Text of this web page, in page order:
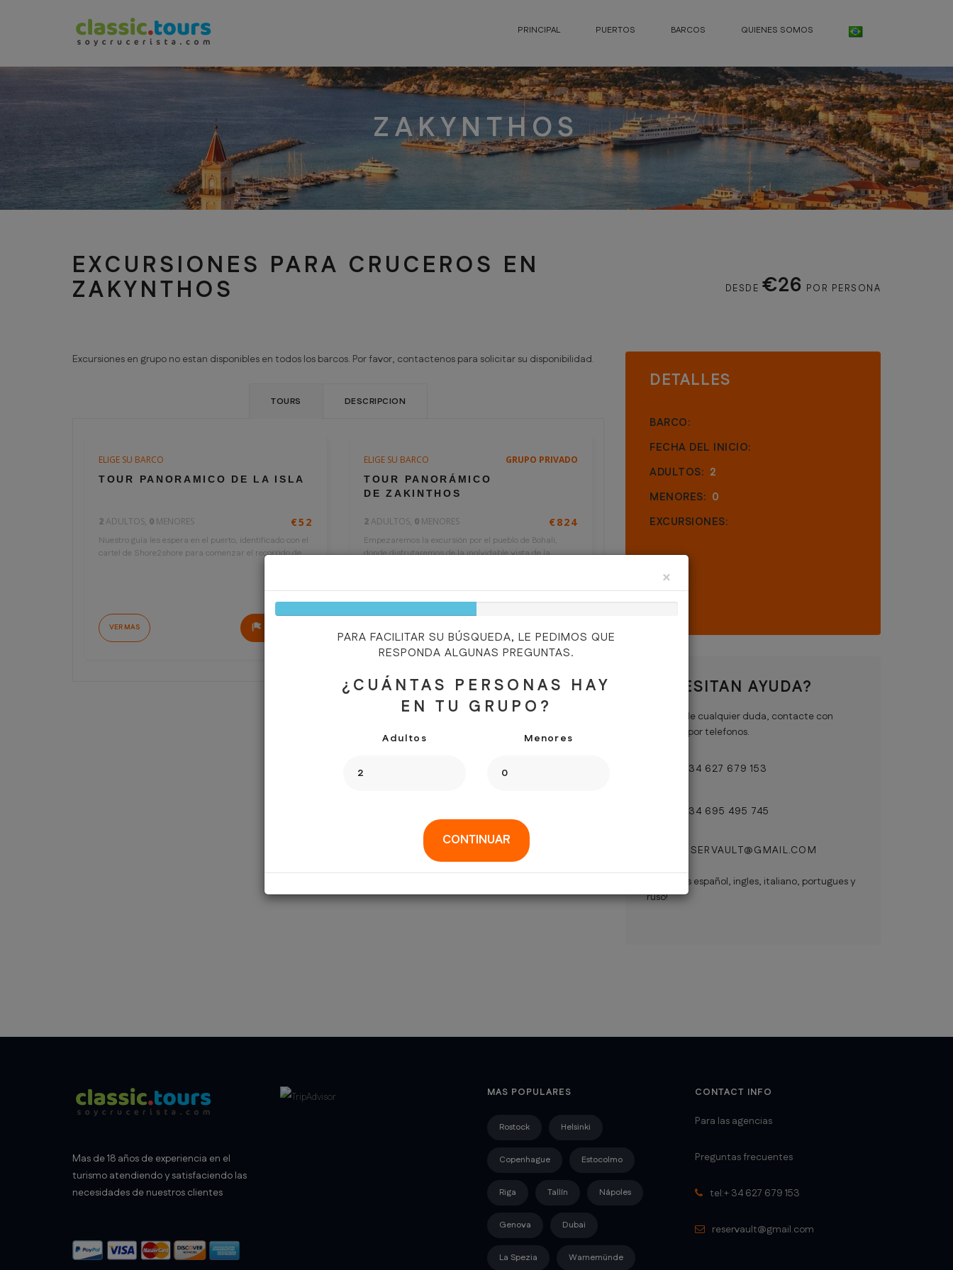
PRINCIPAL PUERTOS BARCOS QUIENES SOMOS
ZAKYNTHOS
EXCURSIONES PARA CRUCEROS EN
ZAKYNTHOS DESDE €26 POR PERSONA
Excursiones en grupo no estan disponibles en todos los barcos. Por favor, contactenos para solicitar su disponibilidad.
TOURS DESCRIPCION
5 horas €26
ELIGE SU BARCO
TOUR PANORAMICO DE LA ISLA
2ADULTOS, 0 MENORES €52
Nuestro guía les espera en el puerto, identificado con el
cartel de Shore2shore para comenzar el recorrido de...
VER MAS
5 horas
GRUPO PRIVADO
ELIGE SU BARCO
TOUR PANORÁMICO
DE ZAKINTHOS
2ADULTOS, 0 MENORES €824
Empezaremos la excursión por el pueblo de Bohali,
donde disfrutaremos de la inolvidable vista de la
DETALLES
BARCO:
FECHA DEL INICIO:
ADULTOS: 2
MENORES: 0
EXCURSIONES:
NECESITAN AYUDA?
En caso de cualquier duda, contacte con
nosotros por telefonos.
+ 34 627 679 153
+ 34 695 495 745
RESERVAULT@GMAIL.COM
Hablamos español, ingles, italiano, portugues y
ruso!
×
PARA FACILITAR SU BÚSQUEDA, LE PEDIMOS QUE
RESPONDA ALGUNAS PREGUNTAS.
¿CUÁNTAS PERSONAS HAY
EN TU GRUPO?
Adultos Menores
CONTINUAR
Mas de 18 años de experiencia en el
turismo atendiendo y satisfaciendo las
necesidades de nuestros clientes
MAS POPULARES
Rostock Helsinki
Copenhague Estocolmo
Riga Tallín Nápoles
Genova Dubai
La Spezia Warnemünde
CONTACT INFO
Para las agencias
Preguntas frecuentes
tel:+ 34 627 679 153
reservault@gmail.com